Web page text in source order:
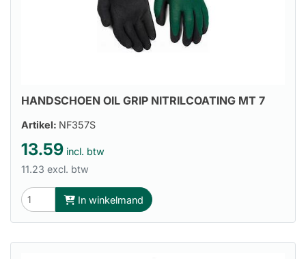
HANDSCHOEN OIL GRIP NITRILCOATING MT 7
Artikel: NF357S
13.59 incl. btw
11.23 excl. btw
In winkelmand